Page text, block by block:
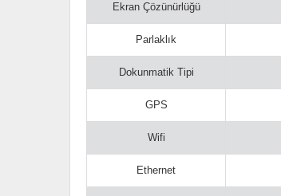
Ekran Çözünürlüğü
Parlaklık
Dokunmatik Tipi
GPS
Wifi
Ethernet